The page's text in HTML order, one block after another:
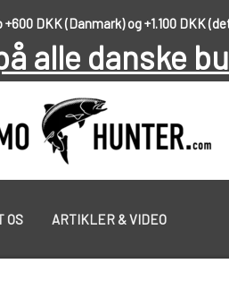
DKK (Danmark) og +1.100 DKK
alle danske
OS ARTIKLER & VIDEO